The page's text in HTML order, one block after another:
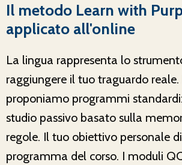
Il metodo Learn with
applicato all'online
La lingua rappresenta lo
raggiungere il tuo traguardo reale.
proponiamo programmi
studio passivo basato sulla
regole. Il tuo obiettivo personale
programma del corso. I moduli